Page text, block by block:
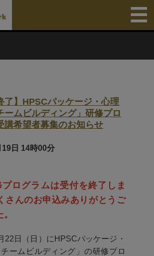
了】HPSCパッケージ・心理
ームビルディング」研修プロ
講希望者募集のお知らせ
日 14時00分
ログラムは受付を終了しま
さんのお申込みありがとうご
22日（日）にHPSCパッケージ・
ームビルディング」の研修プロ